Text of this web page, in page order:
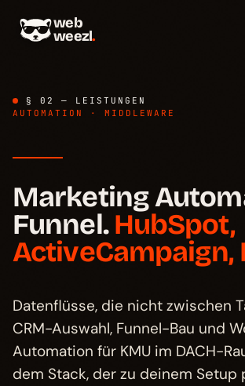
web
weezl.
§ 02 Stack →
→
§ 04 Prozess →
§ 05 Investition →
§ 02 — LEISTUNGEN
AUTOMATION · MIDDLEWARE
Marketing
Funnel.HubSpot,
ActiveCampaign,
Datenflüsse, die nicht zwischen
CRM-Auswahl, Funnel-Bau und
Automation für KMU im DACH-
dem Stack, der zu deinem Setup